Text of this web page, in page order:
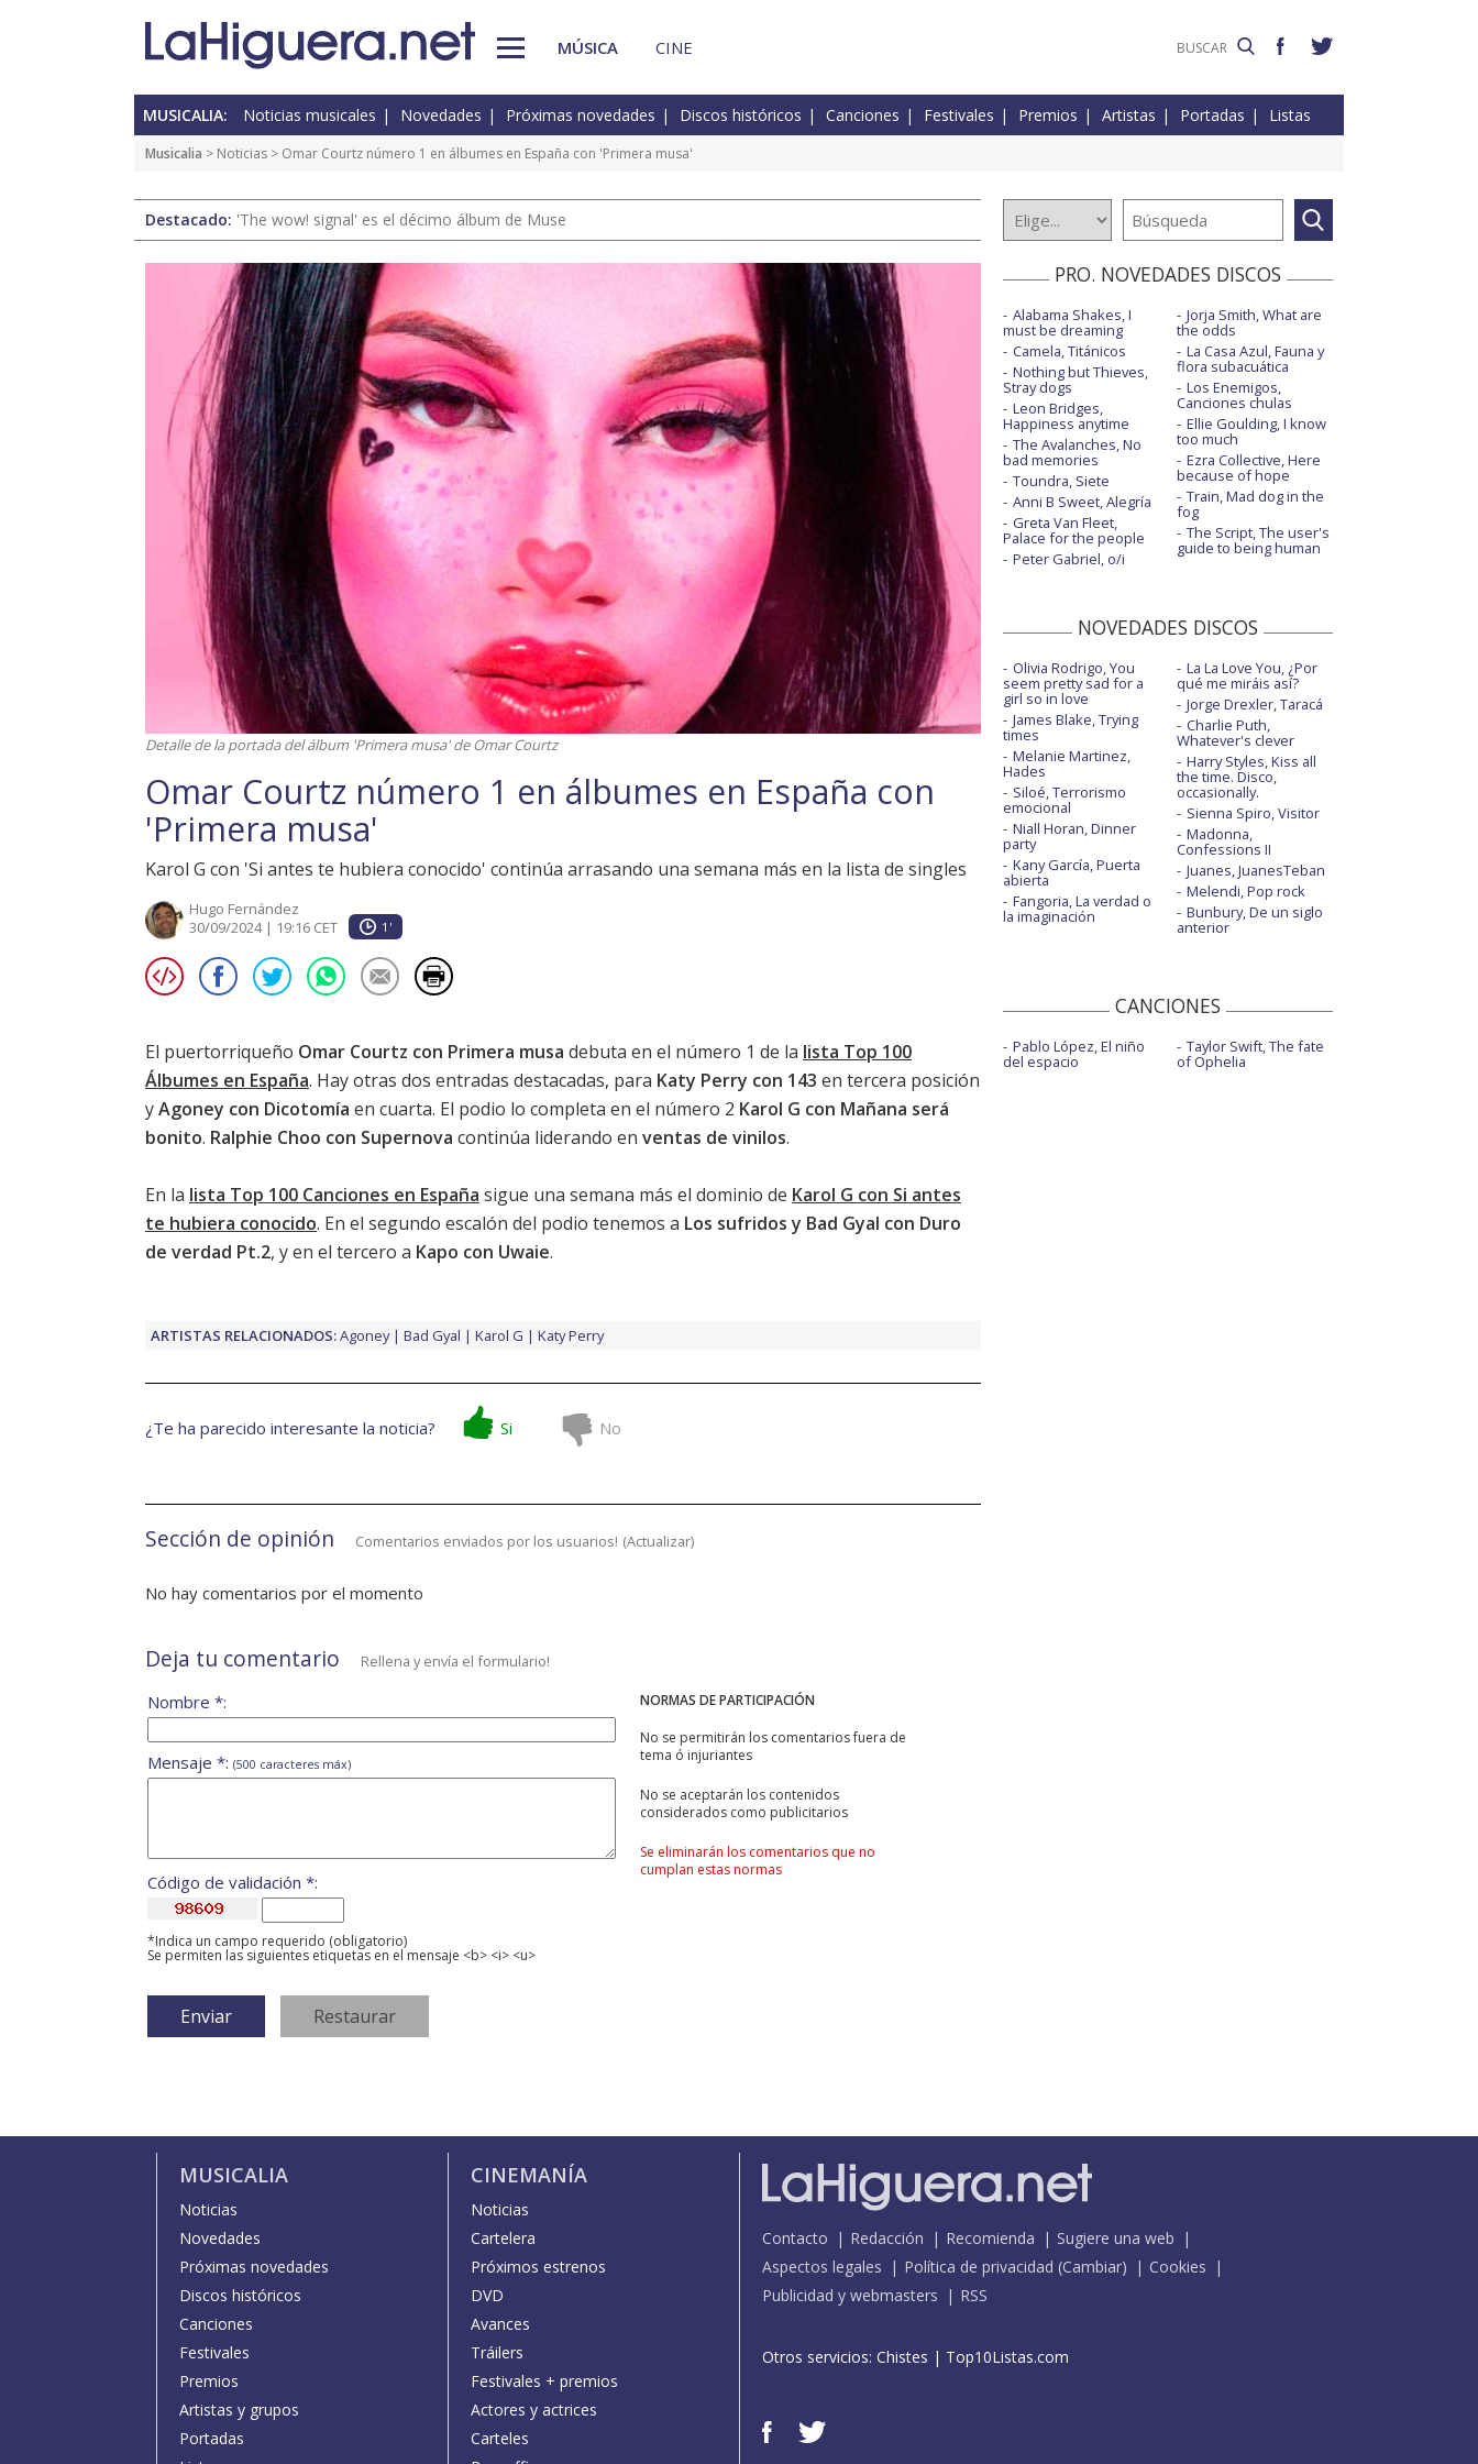
MÚSICA CINE
MUSICALIA: Noticias musicales Novedades Próximas novedades Discos históricos Canciones Festivales Premios Artistas Portadas Listas
Musicalia > Noticias > Omar Courtz número 1 en álbumes en España con 'Primera musa'
Destacado: 'The wow! signal' es el décimo álbum de Muse
Detalle de la portada del álbum 'Primera musa' de Omar Courtz
Omar Courtz número 1 en álbumes en España con
'Primera musa'
Karol G con 'Si antes te hubiera conocido' continúa arrasando una semana más en la lista de singles
Hugo Fernández
30/09/2024 | 19:16 CET
1'
El puertorriqueño Omar Courtz con Primera musa debuta en el número 1 de la lista Top 100
Álbumes en España. Hay otras dos entradas destacadas, para Katy Perry con 143 en tercera posición
yAgoney con Dicotomía en cuarta. El podio lo completa en el número 2 Karol G con Mañana será
bonito. Ralphie Choo con Supernova continúa liderando en ventas de vinilos.
En la lista Top 100 Canciones en España sigue una semana más el dominio de Karol G con Si antes
te hubiera conocido. En el segundo escalón del podio tenemos a Los sufridos y Bad Gyal con Duro
de verdad Pt.2, y en el tercero a Kapo con Uwaie.
ARTISTAS RELACIONADOS:Agoney Bad Gyal Karol G Katy Perry
¿Te ha parecido interesante la noticia? Si No
Sección de opinión Comentarios enviados por los usuarios! (Actualizar)
No hay comentarios por el momento
Deja tu comentario Rellena y envía el formulario!
NORMAS DE PARTICIPACIÓN
No se permitirán los comentarios fuera de
tema ó injuriantes
No se aceptarán los contenidos
considerados como publicitarios
Se eliminarán los comentarios que no
cumplan estas normas
Nombre *:
Mensaje *: (500 caracteres máx)
Código de validación *:
*Indica un campo requerido (obligatorio)
Se permiten las siguientes etiquetas en el mensaje <b> <i> <u>
PRO. NOVEDADES DISCOS
Alabama Shakes, I
must be dreaming
Camela, Titánicos
Nothing but Thieves,
Stray dogs
Leon Bridges,
Happiness anytime
The Avalanches, No
bad memories
Toundra, Siete
Anni B Sweet, Alegría
Greta Van Fleet,
Palace for the people
Peter Gabriel, o/i
Jorja Smith, What are
the odds
La Casa Azul, Fauna y
flora subacuática
Los Enemigos,
Canciones chulas
Ellie Goulding, I know
too much
Ezra Collective, Here
because of hope
Train, Mad dog in the
fog
The Script, The user's
guide to being human
NOVEDADES DISCOS
Olivia Rodrigo, You
seem pretty sad for a
girl so in love
James Blake, Trying
times
Melanie Martinez,
Hades
Siloé, Terrorismo
emocional
Niall Horan, Dinner
party
Kany García, Puerta
abierta
Fangoria, La verdad o
la imaginación
La La Love You, ¿Por
qué me miráis así?
Jorge Drexler, Taracá
Charlie Puth,
Whatever's clever
Harry Styles, Kiss all
the time. Disco,
occasionally.
Sienna Spiro, Visitor
Madonna,
Confessions II
Juanes, JuanesTeban
Melendi, Pop rock
Bunbury, De un siglo
anterior
CANCIONES
Pablo López, El niño
del espacio
Taylor Swift, The fate
of Ophelia
MUSICALIA
Noticias
Novedades
Próximas novedades
Discos históricos
Canciones
Festivales
Premios
Artistas y grupos
Portadas
CINEMANÍA
Noticias
Cartelera
Próximos estrenos
DVD
Avances
Tráilers
Festivales + premios
Actores y actrices
Carteles
Contacto Redacción Recomienda
Sugiere una web
Aspectos legales
Política de privacidad (Cambiar)
Cookies
Publicidad y webmasters
RSS
Otros servicios: Chistes | Top10Listas.com